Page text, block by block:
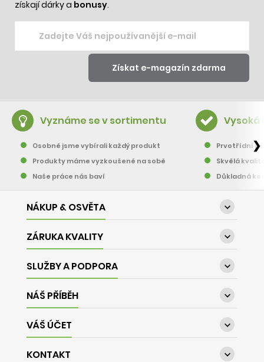
získají dárky a bonusy.
Vyznáme se v sortimentu
Osobně jsme vybírali každý produkt
Produkty máme vyzkoušené na sobě
Naše práce nás baví
Vysoká
Prvotřídní
Skvělá
Důkladná
❯
NÁKUP & OSVĚTA 
ZÁRUKA KVALITY 
SLUŽBY A PODPORA 
NÁŠ PŘÍBĚH 
VÁŠ ÚČET 
KONTAKT 